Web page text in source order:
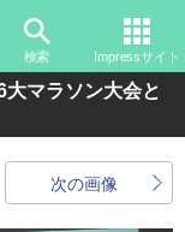
検索 Impressサイト
マラソン大会と
次の画像